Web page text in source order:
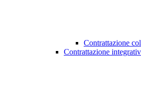
Contrattazione
Contrattazione